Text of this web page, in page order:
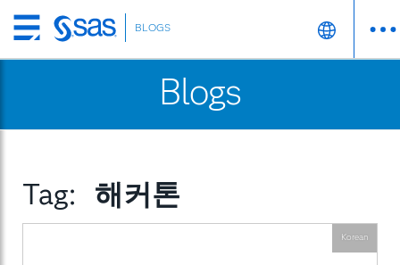
Skip
to
BLOGS
Blogs
Tag: 해커톤
Korean